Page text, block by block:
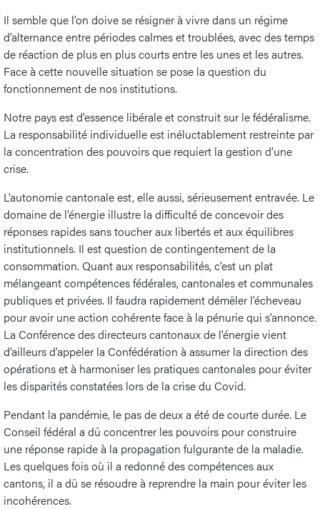
Il semble que l’on doive se résigner à vivre dans un régime
d’alternance entre périodes calmes et troublées, avec des temps
de réaction de plus en plus courts entre les unes et les autres.
Face à cette nouvelle situation se pose la question du
fonctionnement de nos institutions.
Notre pays est d’essence libérale et construit sur le fédéralisme.
La responsabilité individuelle est inéluctablement restreinte par
la concentration des pouvoirs que requiert la gestion d’une
crise.
L’autonomie cantonale est, elle aussi, sérieusement entravée. Le
domaine de l’énergie illustre la difficulté de concevoir des
réponses rapides sans toucher aux libertés et aux équilibres
institutionnels. Il est question de contingentement de la
consommation. Quant aux responsabilités, c’est un plat
mélangeant compétences fédérales, cantonales et communales
publiques et privées. Il faudra rapidement démêler l’écheveau
pour avoir une action cohérente face à la pénurie qui s’annonce.
La Conférence des directeurs cantonaux de l’énergie vient
d’ailleurs d’appeler la Confédération à assumer la direction des
opérations et à harmoniser les pratiques cantonales pour éviter
les disparités constatées lors de la crise du Covid.
Pendant la pandémie, le pas de deux a été de courte durée. Le
Conseil fédéral a dû concentrer les pouvoirs pour construire
une réponse rapide à la propagation fulgurante de la maladie.
Les quelques fois où il a redonné des compétences aux
cantons, il a dû se résoudre à reprendre la main pour éviter les
incohérences.